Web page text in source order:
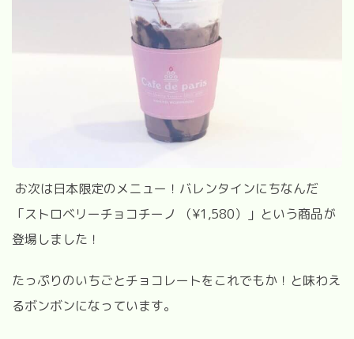
お次は日本限定のメニュー！バレンタインにちなんだ
「ストロベリーチョコチーノ
（¥1,580）」という商品が
登場しました！
たっぷりのいちごとチョコレートをこれでもか！と味わえ
るボンボンになっています。